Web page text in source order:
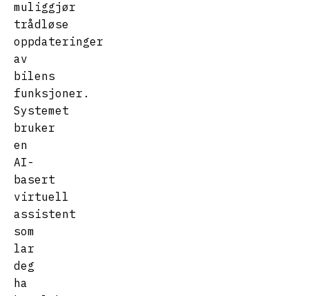
muliggjør
trådløse
oppdateringer
av
bilens
funksjoner.
Systemet
bruker
en
AI-
basert
virtuell
assistent
som
lar
deg
ha